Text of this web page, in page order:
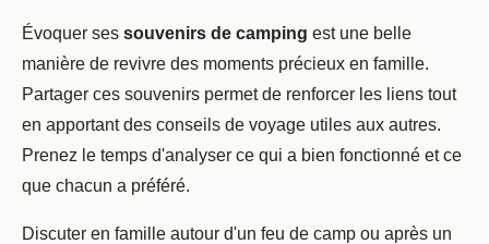
Évoquer ses souvenirs de camping est une belle
manière de revivre des moments précieux en famille.
Partager ces souvenirs permet de renforcer les liens tout
en apportant des conseils de voyage utiles aux autres.
Prenez le temps d'analyser ce qui a bien fonctionné et ce
que chacun a préféré.
Discuter en famille autour d'un feu de camp ou après un